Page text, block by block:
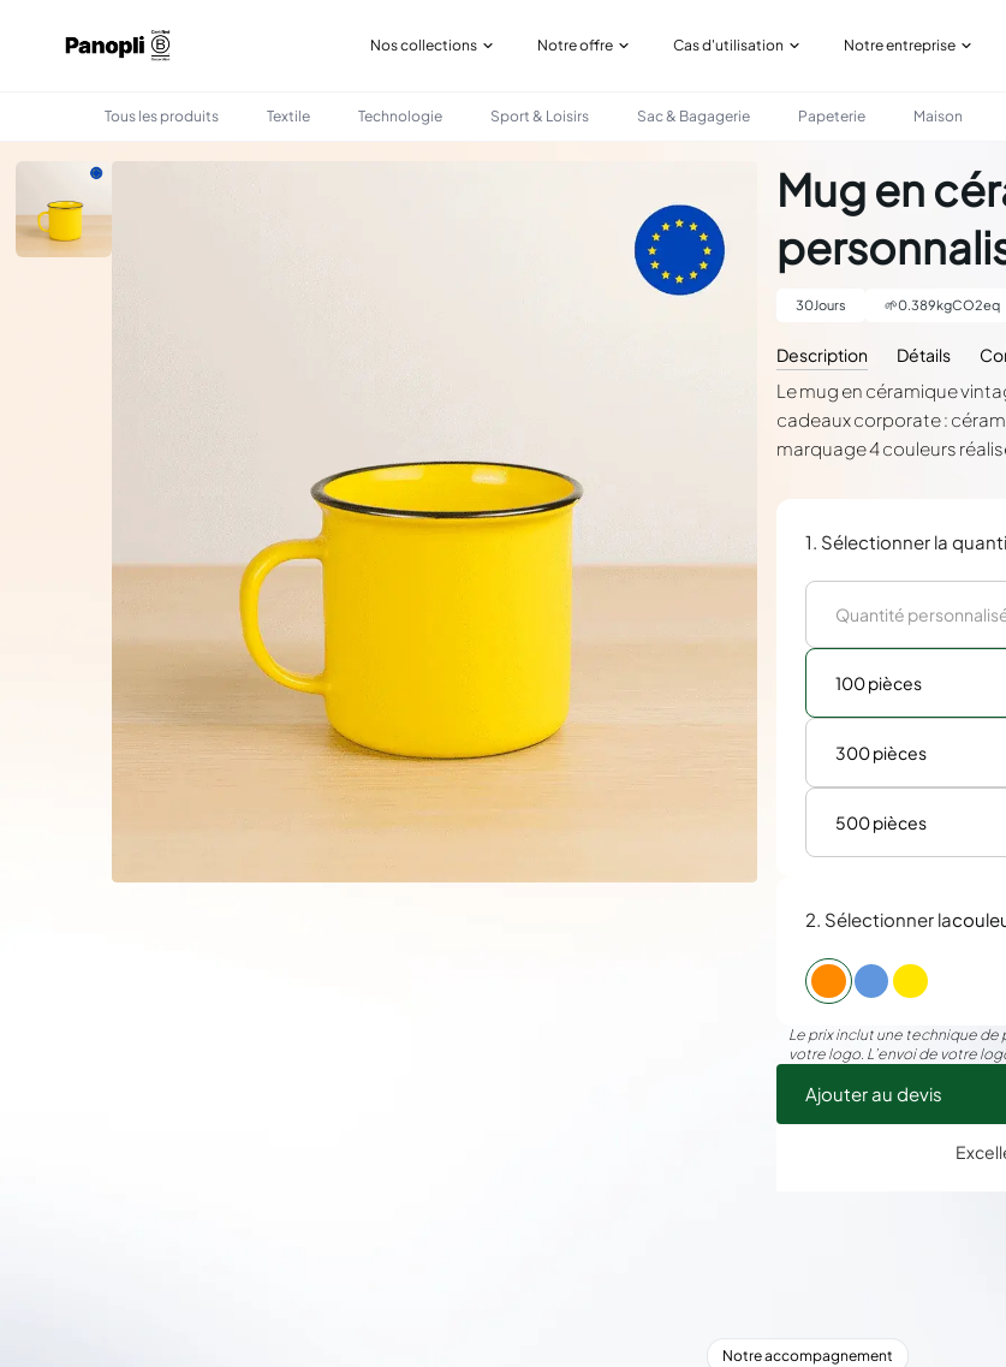
Nos collections Notre offre Cas d'utilisation Notre entreprise
Tous les produits Textile Technologie Sport & Loisirs Sac & Bagagerie Papeterie Maison
BOIRE & MANGER MUG EN CÉRAMIQUE VINTAGE 280 ML PERSONNALISÉ
Mug en
30Jours 🌱0.389kgCO2eq
Description Détails
Le mug en céramique
cadeaux corporate :
marquage 4 couleurs
1. Sélectionner la
100 pièces
300 pièces
500 pièces
2. Sélectionner la
Le prix inclut une technique
votre logo. L’envoi de votre
Ajouter au devis
Notre accompagnement